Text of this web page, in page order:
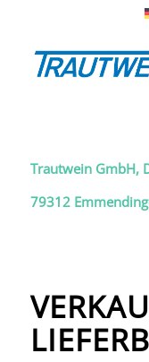
Trautwein GmbH,
79312